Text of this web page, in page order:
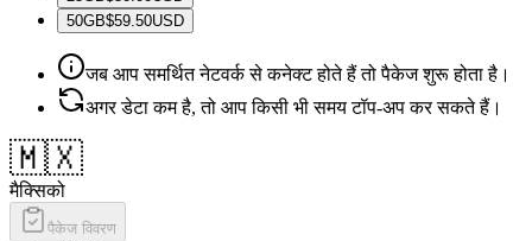
50GB$59.50USD
जब आप समर्थित नेटवर्क से कनेक्ट होते हैं तो पैकेज शुरू होता है।
अगर डेटा कम है, तो आप किसी भी समय टॉप-अप कर सकते हैं।
🇲🇽
मैक्सिको
पैकेज विवरण